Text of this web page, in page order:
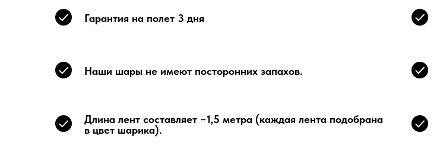
Гарантия на полет 3 дня
Наши шары не имеют посторонних запахов.
Длина лент составляет ~1,5 метра (каждая лента подобрана
в цвет шарика).